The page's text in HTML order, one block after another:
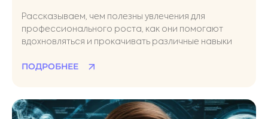
Рассказываем, чем полезны увлечения для
профессионального роста, как они помогают
вдохновляться и прокачивать различные навыки
ПОДРОБНЕЕ